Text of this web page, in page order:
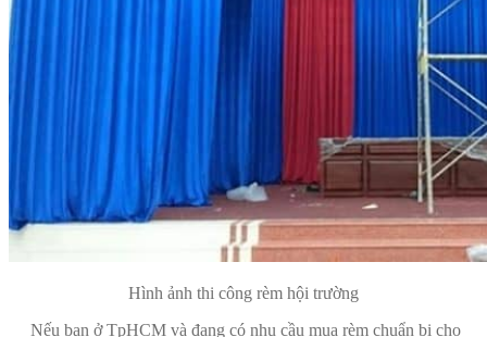
Hình ảnh thi công rèm hội trường
Nếu bạn ở TpHCM và đang có nhu cầu mua rèm chuẩn bị cho